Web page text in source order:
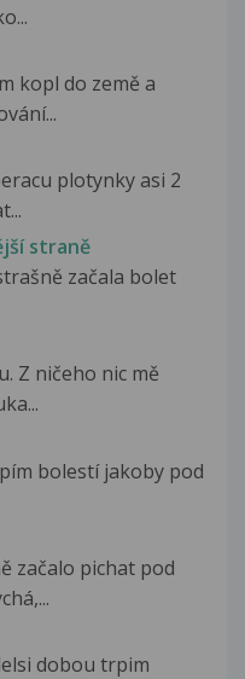
kopl do země a
plotynky asi 2
straně
začala bolet
Z ničeho nic mě
bolestí jakoby pod
začalo pichat pod
dobou trpim